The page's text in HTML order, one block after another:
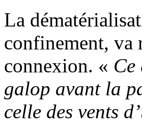
La
confinement, va
connexion. « Ce
galop avant la
celle des vents